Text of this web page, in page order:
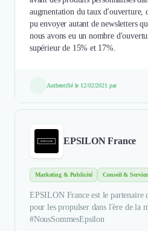
augmentation du taux d'ouverture,
pu envoyer autant de newsletters
nous avons eu un nombre
supérieur de 15% et 17%.
Authentifié le 12/02/2021 par
EPSILON France
Marketing & Publicité Conseil &
EPSILON France est le partenaire
pour les propulser dans l'ère de la
#NousSommesEpsilon